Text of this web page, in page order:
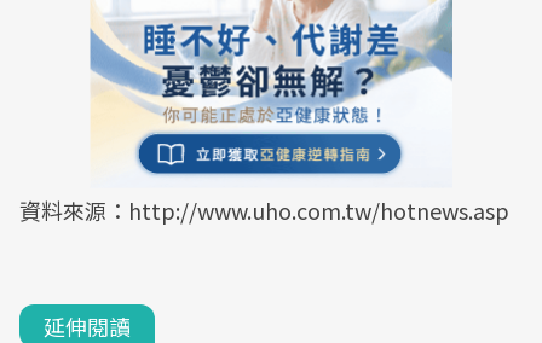
資料來源：http://www.uho.com.tw/hotnews.asp
延伸閱讀